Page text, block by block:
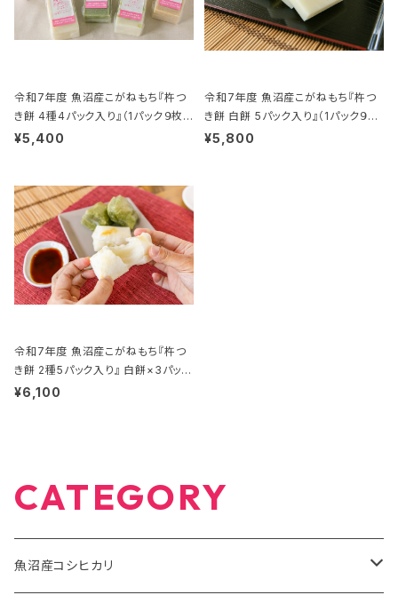
令和7年度 魚沼産こがねもち『杵つ
き餅 4種4パック入り』（1パック９枚
入り）
¥5,400
令和7年度 魚沼産こがねもち『杵つ
き餅 白餅 5パック入り』（1パック９枚
入り）
¥5,800
令和7年度 魚沼産こがねもち『杵つ
き餅 2種5パック入り』 白餅×3パッ
ク、草餅×2パック（1パック９枚入り）
¥6,100
CATEGORY
魚沼産コシヒカリ